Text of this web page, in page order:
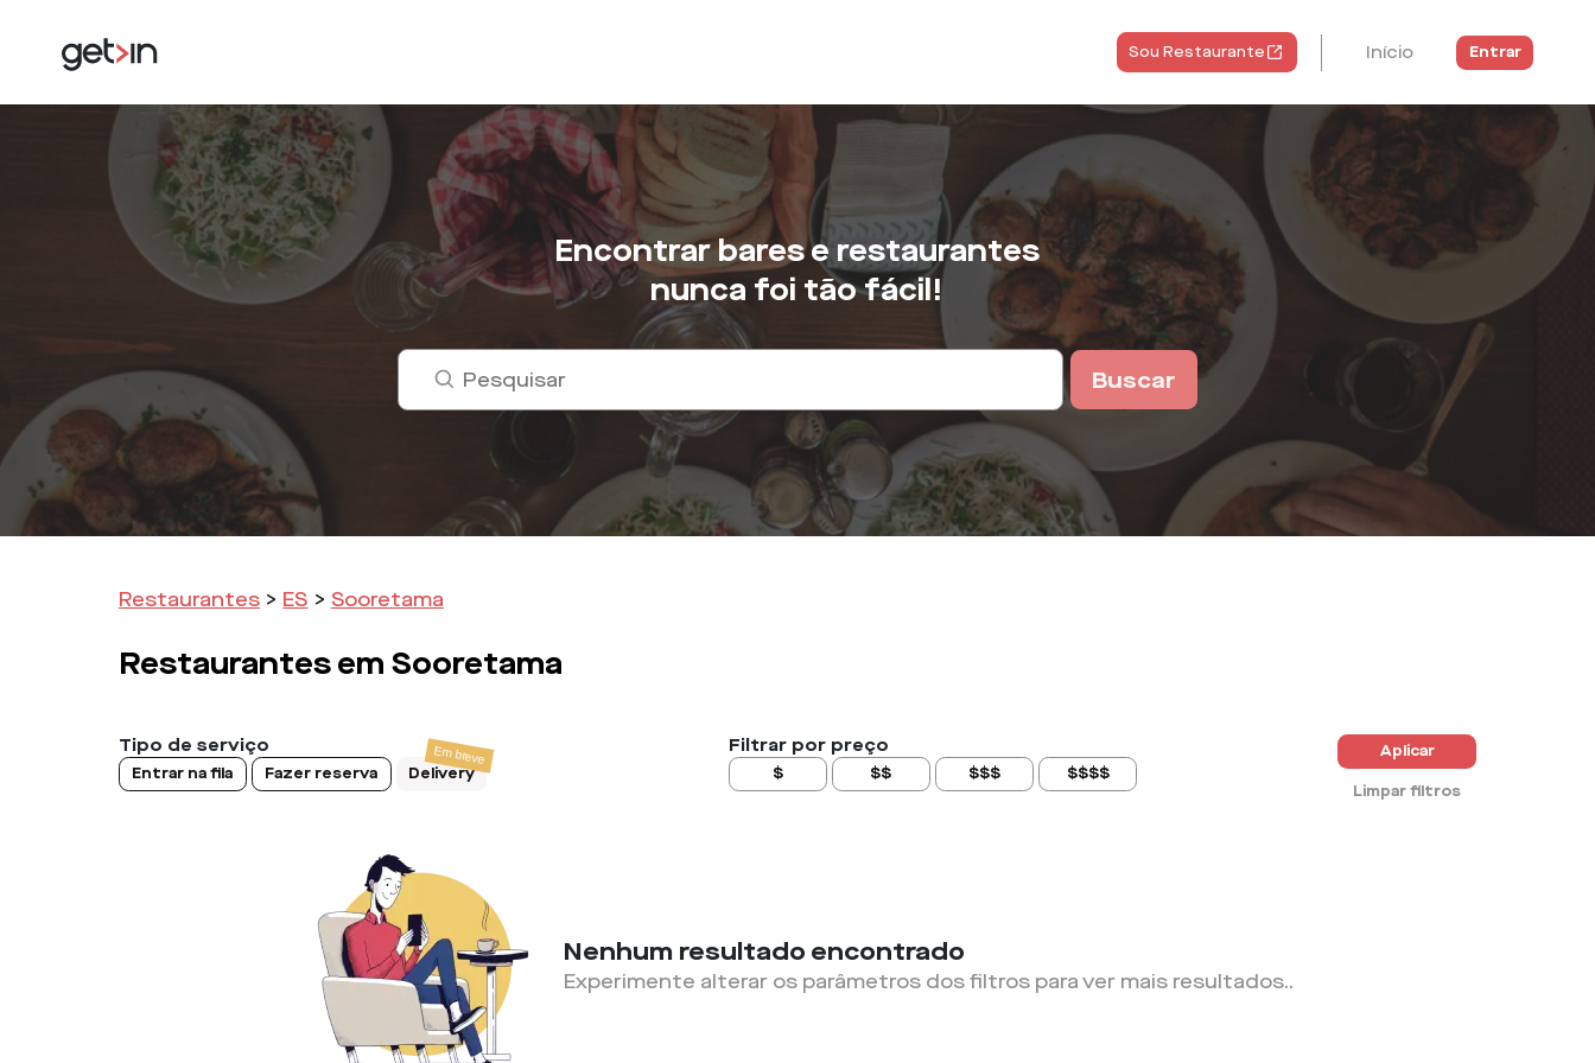
Sou Restaurante Início Entrar
Encontrar bares e restaurantes
nunca foi tão fácil!
Buscar
Restaurantes > ES > Sooretama
Restaurantes em Sooretama
Tipo de serviço
Entrar na fila Fazer reserva Delivery
Filtrar por preço
$ $$ $$$ $$$$
Aplicar
Limpar filtros
Nenhum resultado encontrado
Experimente alterar os parâmetros dos filtros para ver mais resultados..